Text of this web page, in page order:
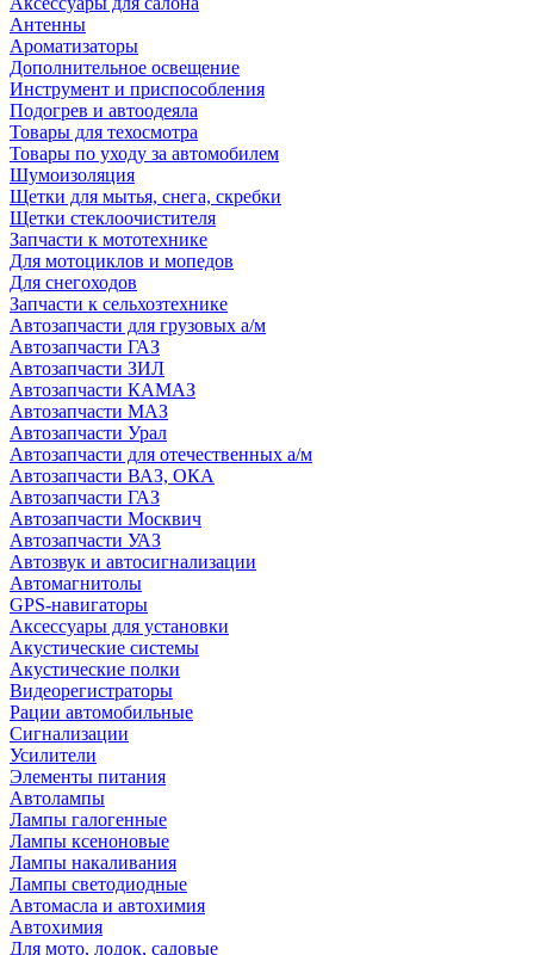
Антенны
Ароматизаторы
Дополнительное освещение
Инструмент и приспособления
Подогрев и автоодеяла
Товары для техосмотра
Товары по уходу за автомобилем
Шумоизоляция
Щетки для мытья, снега, скребки
Щетки стеклоочистителя
Запчасти к мототехнике
Для мотоциклов и мопедов
Для снегоходов
Запчасти к сельхозтехнике
Автозапчасти для грузовых а/м
Автозапчасти ГАЗ
Автозапчасти ЗИЛ
Автозапчасти КАМАЗ
Автозапчасти МАЗ
Автозапчасти Урал
Автозапчасти для отечественных а/м
Автозапчасти ВАЗ, ОКА
Автозапчасти ГАЗ
Автозапчасти Москвич
Автозапчасти УАЗ
Автозвук и автосигнализации
Автомагнитолы
GPS-навигаторы
Аксессуары для установки
Акустические системы
Акустические полки
Видеорегистраторы
Рации автомобильные
Сигнализации
Усилители
Элементы питания
Автолампы
Лампы галогенные
Лампы ксеноновые
Лампы накаливания
Лампы светодиодные
Автомасла и автохимия
Автохимия
Для мото, лодок, садовые